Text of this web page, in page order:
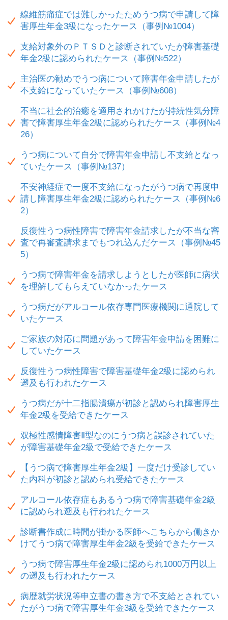
線維筋痛症では難しかったためうつ病で申請して障
害厚生年金3級になったケース（事例№1004）
支給対象外のＰＴＳＤと診断されていたが障害基礎
年金2級に認められたケース（事例№522）
主治医の勧めでうつ病について障害年金申請したが
不支給になっていたケース（事例№608）
不当に社会的治癒を適用されかけたが持続性気分障
害で障害厚生年金2級に認められたケース（事例№4
26）
うつ病について自分で障害年金申請し不支給となっ
ていたケース（事例№137）
不安神経症で一度不支給になったがうつ病で再度申
請し障害厚生年金2級に認められたケース（事例№6
2）
反復性うつ病性障害で障害年金請求したが不当な審
査で再審査請求までもつれ込んだケース（事例№45
5）
うつ病で障害年金を請求しようとしたが医師に病状
を理解してもらえていなかったケース
うつ病だがアルコール依存専門医療機関に通院して
いたケース
ご家族の対応に問題があって障害年金申請を困難に
していたケース
反復性うつ病性障害で障害基礎年金2級に認められ
遡及も行われたケース
うつ病だが十二指腸潰瘍が初診と認められ障害厚生
年金2級を受給できたケース
双極性感情障害Ⅱ型なのにうつ病と誤診されていた
が障害基礎年金2級で受給できたケース
【うつ病で障害厚生年金2級】一度だけ受診してい
た内科が初診と認められ受給できたケース
アルコール依存症もあるうつ病で障害基礎年金2級
に認められ遡及も行われたケース
診断書作成に時間が掛かる医師へこちらから働きか
けてうつ病で障害厚生年金2級を受給できたケース
うつ病で障害厚生年金2級に認められ1000万円以上
の遡及も行われたケース
病歴就労状況等申立書の書き方で不支給とされてい
たがうつ病で障害厚生年金3級を受給できたケース